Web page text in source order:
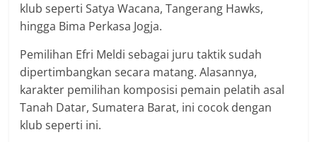
klub seperti Satya Wacana, Tangerang Hawks,
hingga Bima Perkasa Jogja.
Pemilihan Efri Meldi sebagai juru taktik sudah
dipertimbangkan secara matang. Alasannya,
karakter pemilihan komposisi pemain pelatih asal
Tanah Datar, Sumatera Barat, ini cocok dengan
klub seperti ini.